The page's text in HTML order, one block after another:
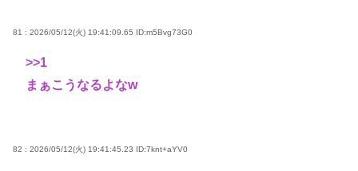
81 : 2026/05/12(火) 19:41:09.65 ID:m5Bvg73G0
>>1
まぁこうなるよなw
82 : 2026/05/12(火) 19:41:45.23 ID:7knt+aYV0